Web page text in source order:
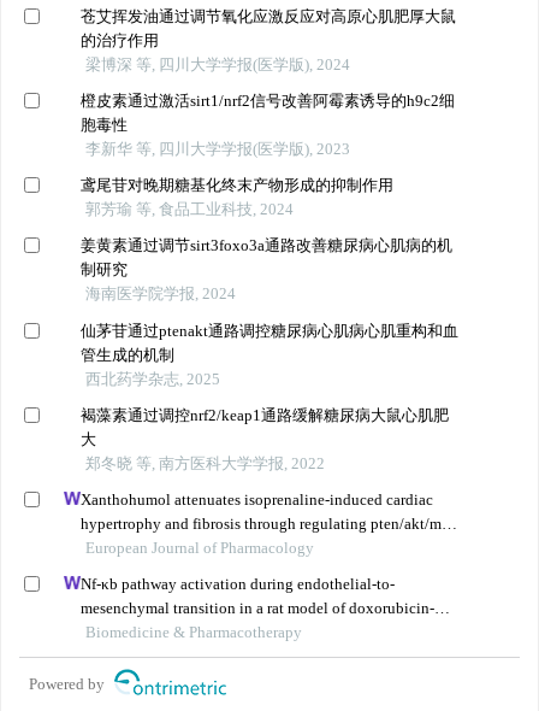
苍艾挥发油通过调节氧化应激反应对高原心肌肥厚大鼠
的治疗作用
梁博深 等, 四川大学学报(医学版), 2024
橙皮素通过激活sirt1/nrf2信号改善阿霉素诱导的h9c2细
胞毒性
李新华 等, 四川大学学报(医学版), 2023
鸢尾苷对晚期糖基化终末产物形成的抑制作用
郭芳瑜 等, 食品工业科技, 2024
姜黄素通过调节sirt3foxo3a通路改善糖尿病心肌病的机
制研究
海南医学院学报, 2024
仙茅苷通过ptenakt通路调控糖尿病心肌病心肌重构和血
管生成的机制
西北药学杂志, 2025
褐藻素通过调控nrf2/keap1通路缓解糖尿病大鼠心肌肥
大
郑冬晓 等, 南方医科大学学报, 2022
Xanthohumol attenuates isoprenaline-induced cardiac
hypertrophy and fibrosis through regulating pten/akt/mtor
pathway
European Journal of Pharmacology
Nf-κb pathway activation during endothelial-to-
mesenchymal transition in a rat model of doxorubicin-
induced cardiotoxicity
Biomedicine & Pharmacotherapy
Powered by